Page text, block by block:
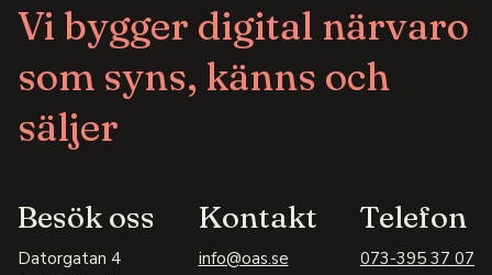
Vi bygger digital närvaro
som syns, känns och
säljer
Besök oss
Datorgatan 4
Kontakt
info@oas.se
Telefon
073-395 37 07